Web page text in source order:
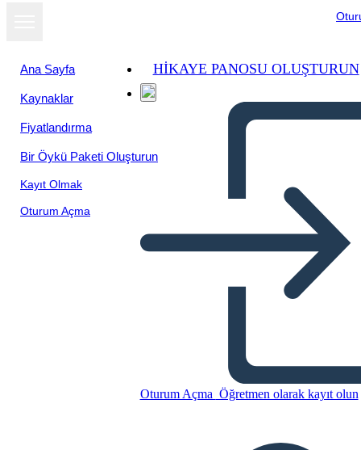
Ana Sayfa
Kaynaklar
Fiyatlandırma
Bir Öykü Paketi Oluşturun
Kayıt Olmak
Oturum Açma
HIKAYE PANOSU OLUŞTURUN
Oturum Açma Öğretmen olarak kayıt olun